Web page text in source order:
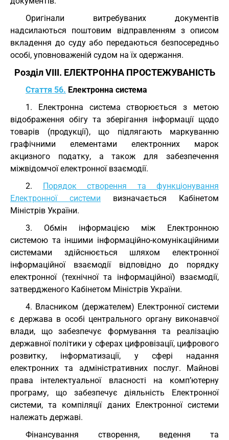
Оригінали витребуваних документів
надсилаються поштовим відправленням з описом
вкладення до суду або передаються безпосередньо
особі, уповноваженій судом на їх одержання.
Розділ VIII. ЕЛЕКТРОННА ПРОСТЕЖУВАНІСТЬ
Стаття 56. Електронна система
1. Електронна система створюється з метою
відображення обігу та зберігання інформації щодо
товарів (продукції), що підлягають маркуванню
графічними елементами електронних марок
акцизного податку, а також для забезпечення
міжвідомчої електронної взаємодії.
2. Порядок створення та функціонування
Електронної системи визначається Кабінетом
Міністрів України.
3. Обмін інформацією між Електронною
системою та іншими інформаційно-комунікаційними
системами здійснюється шляхом електронної
інформаційної взаємодії відповідно до порядку
електронної (технічної та інформаційної) взаємодії,
затвердженого Кабінетом Міністрів України.
4. Власником (держателем) Електронної системи
є держава в особі центрального органу виконавчої
влади, що забезпечує формування та реалізацію
державної політики у сферах цифровізації, цифрового
розвитку, інформатизації, у сфері надання
електронних та адміністративних послуг. Майнові
права інтелектуальної власності на комп’ютерну
програму, що забезпечує діяльність Електронної
системи, та компіляції даних Електронної системи
належать державі.
Фінансування створення, ведення та